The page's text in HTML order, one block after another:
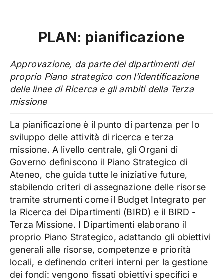
PLAN: pianificazione
Approvazione, da parte dei dipartimenti del
proprio Piano strategico con l’identificazione
delle linee di Ricerca e gli ambiti della Terza
missione
La pianificazione è il punto di partenza per lo
sviluppo delle attività di ricerca e terza
missione. A livello centrale, gli Organi di
Governo definiscono il Piano Strategico di
Ateneo, che guida tutte le iniziative future,
stabilendo criteri di assegnazione delle risorse
tramite strumenti come il Budget Integrato per
la Ricerca dei Dipartimenti (BIRD) e il BIRD -
Terza Missione. I Dipartimenti elaborano il
proprio Piano Strategico, adattando gli obiettivi
generali alle risorse, competenze e priorità
locali, e definendo criteri interni per la gestione
dei fondi: vengono fissati obiettivi specifici e